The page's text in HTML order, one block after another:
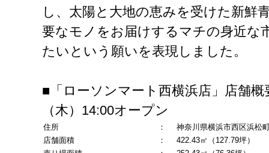
し、太陽と大地の恵みを受けた新鮮
要なモノをお届けするマチの身近な
たいという願いを表現しました。
■「ローソンマート西横浜店」店舗
（木）14:00オープン
住所 ：
神奈川県横浜市西区浜松
店舗面積
：
422.43㎡（127.79坪）